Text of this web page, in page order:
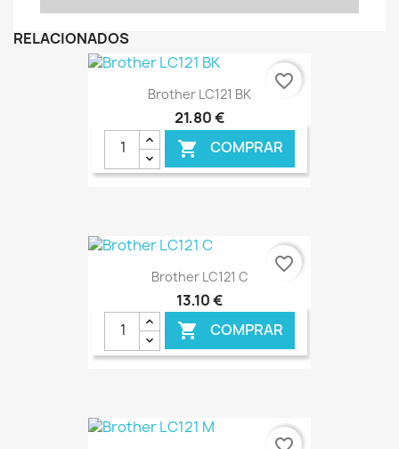
RELACIONADOS
Brother LC121 BK
21,80 €
 COMPRAR
€ ONLINE
favorite_border
Brother LC121 C
13,10 €
 COMPRAR
€ ONLINE
favorite_border